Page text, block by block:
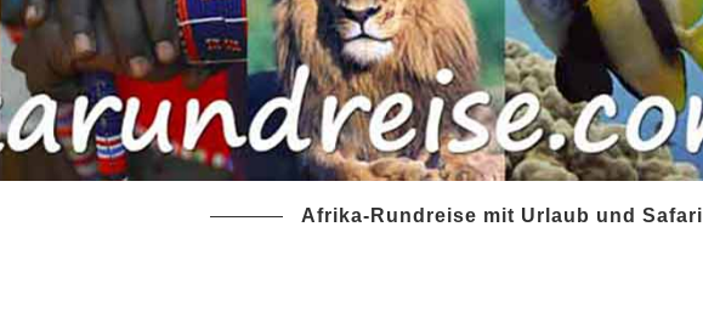
Afrika-Rundreise mit Urlaub und Safari